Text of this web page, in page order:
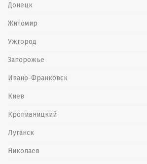
Донецк
Житомир
Ужгород
Запорожье
Ивано-Франковск
Киев
Кропивницкий
Луганск
Николаев